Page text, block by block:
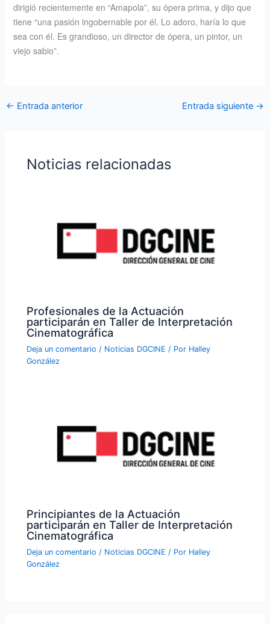
dirigió recientemente en “Amapola”, su ópera prima, y dijo que
tiene “una pasión ingobernable por él. Lo adoro, haría lo que
sea con él. Es grandioso, un director de ópera, un pintor, un
viejo sabio”.
← Entrada anterior Entrada siguiente →
Noticias relacionadas
Profesionales de la Actuación
participarán en Taller de Interpretación
Cinematográfica
Deja un comentario / Noticias DGCINE / Por Halley
González
Principiantes de la Actuación
participarán en Taller de Interpretación
Cinematográfica
Deja un comentario / Noticias DGCINE / Por Halley
González